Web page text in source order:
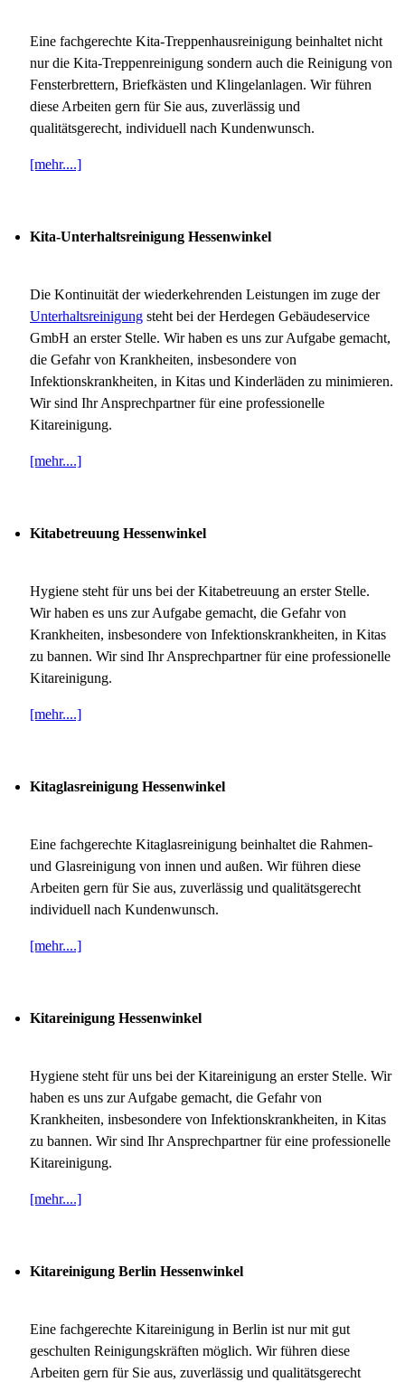
Eine fachgerechte Kita-Treppenhausreinigung beinhaltet nicht
nur die Kita-Treppenreinigung sondern auch die Reinigung von
Fensterbrettern, Briefkästen und Klingelanlagen. Wir führen
diese Arbeiten gern für Sie aus, zuverlässig und
qualitätsgerecht, individuell nach Kundenwunsch.
[mehr....]
Kita-Unterhaltsreinigung Hessenwinkel
Die Kontinuität der wiederkehrenden Leistungen im zuge der
Unterhaltsreinigung steht bei der Herdegen Gebäudeservice
GmbH an erster Stelle. Wir haben es uns zur Aufgabe gemacht,
die Gefahr von Krankheiten, insbesondere von
Infektionskrankheiten, in Kitas und Kinderläden zu minimieren.
Wir sind Ihr Ansprechpartner für eine professionelle
Kitareinigung.
[mehr....]
Kitabetreuung Hessenwinkel
Hygiene steht für uns bei der Kitabetreuung an erster Stelle.
Wir haben es uns zur Aufgabe gemacht, die Gefahr von
Krankheiten, insbesondere von Infektionskrankheiten, in Kitas
zu bannen. Wir sind Ihr Ansprechpartner für eine professionelle
Kitareinigung.
[mehr....]
Kitaglasreinigung Hessenwinkel
Eine fachgerechte Kitaglasreinigung beinhaltet die Rahmen-
und Glasreinigung von innen und außen. Wir führen diese
Arbeiten gern für Sie aus, zuverlässig und qualitätsgerecht
individuell nach Kundenwunsch.
[mehr....]
Kitareinigung Hessenwinkel
Hygiene steht für uns bei der Kitareinigung an erster Stelle. Wir
haben es uns zur Aufgabe gemacht, die Gefahr von
Krankheiten, insbesondere von Infektionskrankheiten, in Kitas
zu bannen. Wir sind Ihr Ansprechpartner für eine professionelle
Kitareinigung.
[mehr....]
Kitareinigung Berlin Hessenwinkel
Eine fachgerechte Kitareinigung in Berlin ist nur mit gut
geschulten Reinigungskräften möglich. Wir führen diese
Arbeiten gern für Sie aus, zuverlässig und qualitätsgerecht